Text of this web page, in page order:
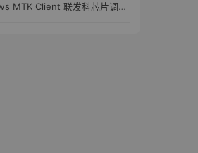
Client 联发科芯片调试工具_v2.01 汉化版